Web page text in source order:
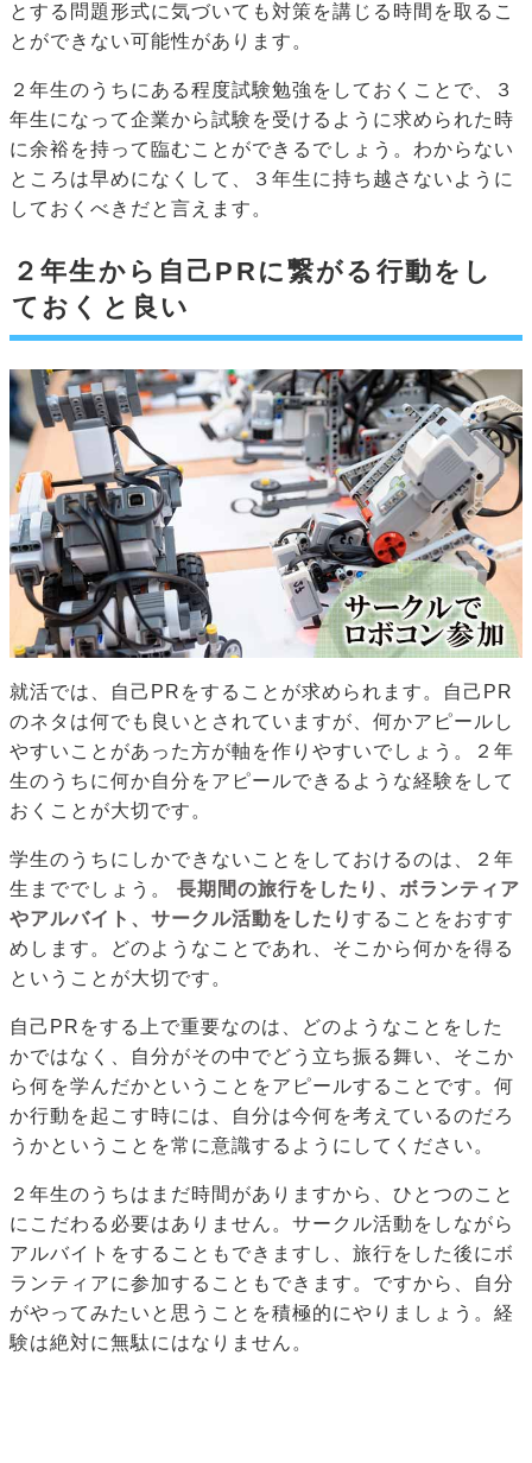
とする問題形式に気づいても対策を講じる時間を取るこ
とができない可能性があります。
２年生のうちにある程度試験勉強をしておくことで、３
年生になって企業から試験を受けるように求められた時
に余裕を持って臨むことができるでしょう。わからない
ところは早めになくして、３年生に持ち越さないように
しておくべきだと言えます。
２年生から自己PRに繋がる行動をし
ておくと良い
就活では、自己PRをすることが求められます。自己PR
のネタは何でも良いとされていますが、何かアピールし
やすいことがあった方が軸を作りやすいでしょう。２年
生のうちに何か自分をアピールできるような経験をして
おくことが大切です。
学生のうちにしかできないことをしておけるのは、２年
生まででしょう。
長期間の旅行をしたり、ボランティア
やアルバイト、サークル活動をしたり することをおすす
めします。どのようなことであれ、そこから何かを得る
ということが大切です。
自己PRをする上で重要なのは、どのようなことをした
かではなく、自分がその中でどう立ち振る舞い、そこか
ら何を学んだかということをアピールすることです。何
か行動を起こす時には、自分は今何を考えているのだろ
うかということを常に意識するようにしてください。
２年生のうちはまだ時間がありますから、ひとつのこと
にこだわる必要はありません。サークル活動をしながら
アルバイトをすることもできますし、旅行をした後にボ
ランティアに参加することもできます。ですから、自分
がやってみたいと思うことを積極的にやりましょう。経
験は絶対に無駄にはなりません。